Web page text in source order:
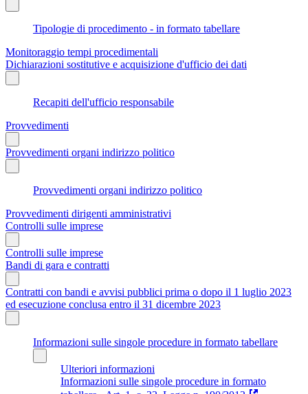
Tipologie di procedimento - in formato tabellare
Monitoraggio tempi procedimentali
Dichiarazioni sostitutive e acquisizione d'ufficio dei dati
Recapiti dell'ufficio responsabile
Provvedimenti
Provvedimenti organi indirizzo politico
Provvedimenti organi indirizzo politico
Provvedimenti dirigenti amministrativi
Controlli sulle imprese
Controlli sulle imprese
Bandi di gara e contratti
Contratti con bandi e avvisi pubblici prima o dopo il 1 luglio 2023
ed esecuzione conclusa entro il 31 dicembre 2023
Informazioni sulle singole procedure in formato tabellare
Ulteriori informazioni
Informazioni sulle singole procedure in formato